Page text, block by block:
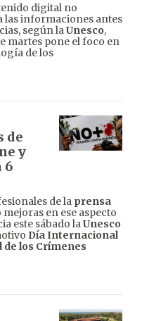
digital no
las informaciones antes
según laUnesco,
martes pone el foco en
de los
de
y
6
de la prensa
en ese aspecto
este sábado laUnesco
Día Internacional
los Crímenes